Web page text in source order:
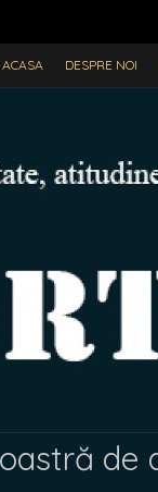
ACASA DESPRE NOI